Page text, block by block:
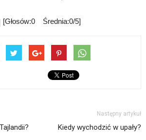
[Głosów:0 Średnia:0/5]
Następny artykuł
Kiedy wychodzić w upały?